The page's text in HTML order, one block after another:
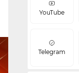
YouTube
Telegram